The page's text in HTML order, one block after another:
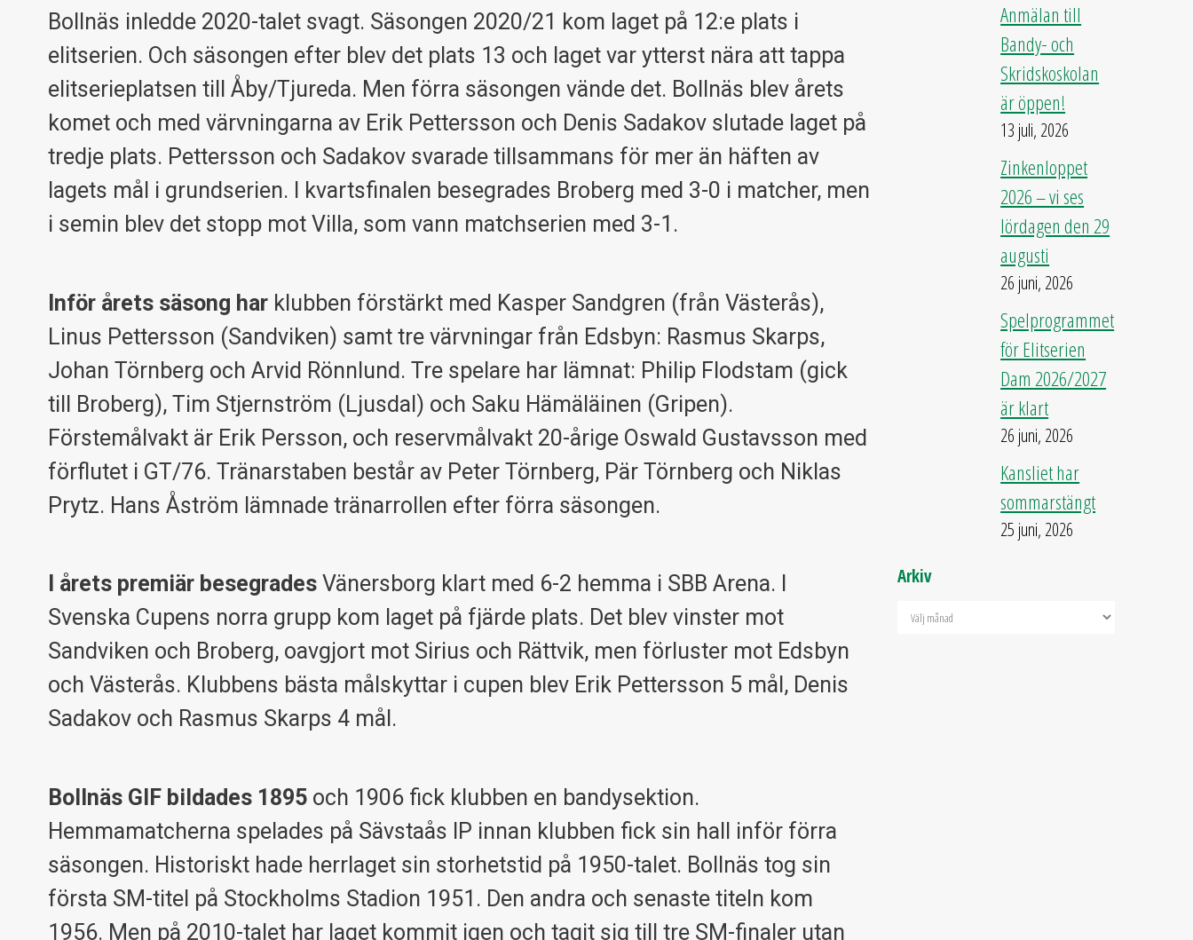
Bollnäs inledde 2020-talet svagt. Säsongen 2020/21 kom laget på 12:e plats i
elitserien. Och säsongen efter blev det plats 13 och laget var ytterst nära att tappa
elitserieplatsen till Åby/Tjureda. Men förra säsongen vände det. Bollnäs blev årets
komet och med värvningarna av Erik Pettersson och Denis Sadakov slutade laget på
tredje plats. Pettersson och Sadakov svarade tillsammans för mer än häften av
lagets mål i grundserien. I kvartsfinalen besegrades Broberg med 3-0 i matcher, men
i semin blev det stopp mot Villa, som vann matchserien med 3-1.
Inför årets säsong harklubben förstärkt med Kasper Sandgren (från Västerås),
Linus Pettersson (Sandviken) samt tre värvningar från Edsbyn: Rasmus Skarps,
Johan Törnberg och Arvid Rönnlund. Tre spelare har lämnat: Philip Flodstam (gick
till Broberg), Tim Stjernström (Ljusdal) och Saku Hämäläinen (Gripen).
Förstemålvakt är Erik Persson, och reservmålvakt 20-årige Oswald Gustavsson med
förflutet i GT/76. Tränarstaben består av Peter Törnberg, Pär Törnberg och Niklas
Prytz. Hans Åström lämnade tränarrollen efter förra säsongen.
I årets premiär besegradesVänersborg klart med 6-2 hemma i SBB Arena. I
Svenska Cupens norra grupp kom laget på fjärde plats. Det blev vinster mot
Sandviken och Broberg, oavgjort mot Sirius och Rättvik, men förluster mot Edsbyn
och Västerås. Klubbens bästa målskyttar i cupen blev Erik Pettersson 5 mål, Denis
Sadakov och Rasmus Skarps 4 mål.
Bollnäs GIF bildades 1895 och 1906 fick klubben en bandysektion.
Hemmamatcherna spelades på Sävstaås IP innan klubben fick sin hall inför förra
säsongen. Historiskt hade herrlaget sin storhetstid på 1950-talet. Bollnäs tog sin
första SM-titel på Stockholms Stadion 1951. Den andra och senaste titeln kom
1956. Men på 2010-talet har laget kommit igen och tagit sig till tre SM-finaler utan
Anmälan till
Bandy- och
Skridskoskolan
är öppen!
13 juli, 2026
Zinkenloppet
2026 – vi ses
lördagen den 29
augusti
26 juni, 2026
Spelprogrammet
för Elitserien
Dam 2026/2027
är klart
26 juni, 2026
Kansliet har
sommarstängt
25 juni, 2026
Arkiv